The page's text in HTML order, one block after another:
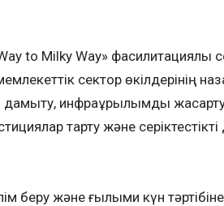
to Milky Way» фасилитациялық
сектор өкілдерінің
дамыту, инфрақұрылымды
тарту және
беру және ғылыми күн